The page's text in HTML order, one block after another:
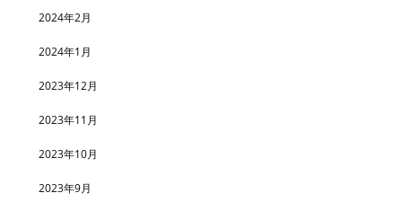
2024年2月
2024年1月
2023年12月
2023年11月
2023年10月
2023年9月